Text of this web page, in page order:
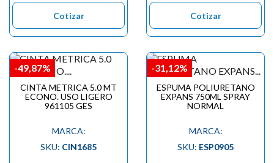
Cotizar Cotizar
CINTA METRICA 5.0 MT
ECONO. USO LIGERO
961105 GES
MARCA:
SKU: CIN1685
-49,87%
ESPUMA POLIURETANO
EXPANS 750ML SPRAY
NORMAL
MARCA:
SKU: ESP0905
-31,12%